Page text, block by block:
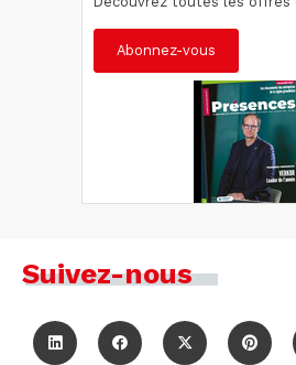
Abonnez-vous
Suivez-nous